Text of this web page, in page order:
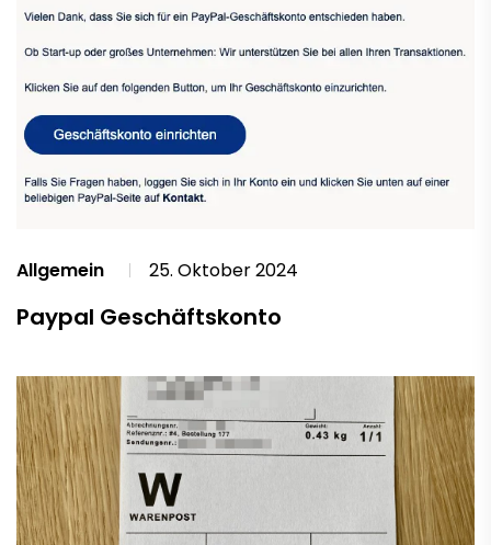
Allgemein 25. Oktober 2024
Paypal Geschäftskonto